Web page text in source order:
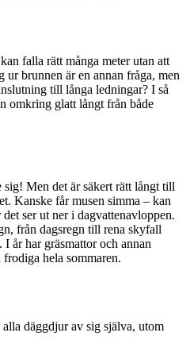
falla rätt många meter utan att
ur brunnen är en annan fråga, men
till långa ledningar? I så
omkring glatt långt från både
sig! Men det är säkert rätt långt till
Kanske får musen simma – kan
ser ut ner i dagvattenavloppen.
från dagsregn till rena skyfall
år har gräsmattor och annan
hela sommaren.
däggdjur av sig själva, utom